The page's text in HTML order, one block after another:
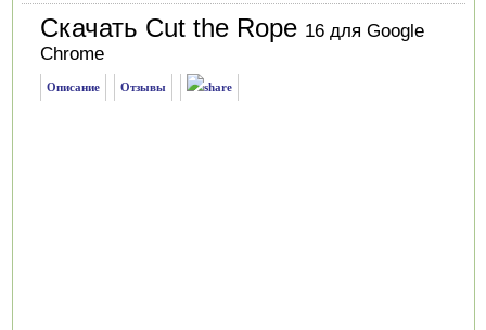
Скачать Cut the Rope 16 для Google
Chrome
Описание Отзывы